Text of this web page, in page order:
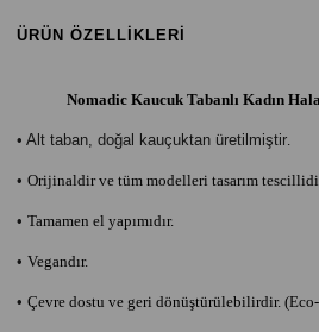
ÜRÜN ÖZELLIKLERI
Nomadic Kaucuk Tabanlı Kadın
• Alt taban, doğal kauçuktan üretilmiştir.
• Orijinaldir ve tüm modelleri tasarım
• Tamamen el yapımıdır.
• Vegandır.
• Çevre dostu ve geri dönüştürülebilirdir.